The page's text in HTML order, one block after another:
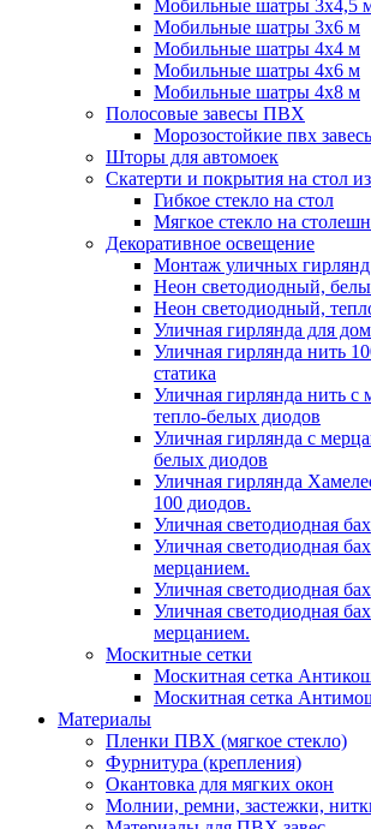
Мобильные шатры 3х4,5
Мобильные шатры 3х6 м
Мобильные шатры 4х4 м
Мобильные шатры 4х6 м
Мобильные шатры 4х8 м
Полосовые завесы ПВХ
Морозостойкие пвх
Шторы для автомоек
Скатерти и покрытия на стол
Гибкое стекло на стол
Мягкое стекло на
Декоративное освещение
Монтаж уличных гирлянд
Неон светодиодный,
Неон светодиодный,
Уличная гирлянда для
Уличная гирлянда нить
статика
Уличная гирлянда нить с
тепло-белых диодов
Уличная гирлянда с
белых диодов
Уличная гирлянда
100 диодов.
Уличная светодиодная
Уличная светодиодная
мерцанием.
Уличная светодиодная
Уличная светодиодная
мерцанием.
Москитные сетки
Москитная сетка
Москитная сетка
Материалы
Пленки ПВХ (мягкое стекло)
Фурнитура (крепления)
Окантовка для мягких окон
Молнии, ремни, застежки,